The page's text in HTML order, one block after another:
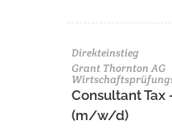
Direkteinstieg
Grant Thornton AG
Consultant Tax
(m/w/d)